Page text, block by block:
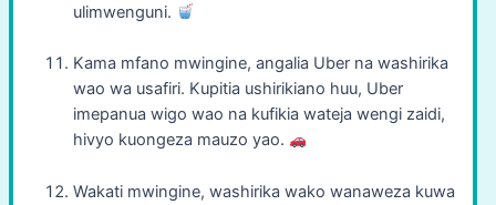
ulimwenguni.
Kama mfano mwingine, angalia Uber na washirika
wao wa usafiri. Kupitia ushirikiano huu, Uber
imepanua wigo wao na kufikia wateja wengi zaidi,
hivyo kuongeza mauzo yao.
Wakati mwingine, washirika wako wanaweza kuwa